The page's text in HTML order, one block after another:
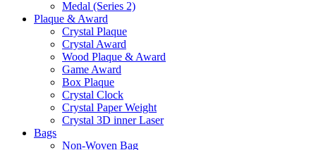
Medal (Series 2)
Plaque & Award
Crystal Plaque
Crystal Award
Wood Plaque & Award
Game Award
Box Plaque
Crystal Clock
Crystal Paper Weight
Crystal 3D inner Laser
Bags
Non-Woven Bag